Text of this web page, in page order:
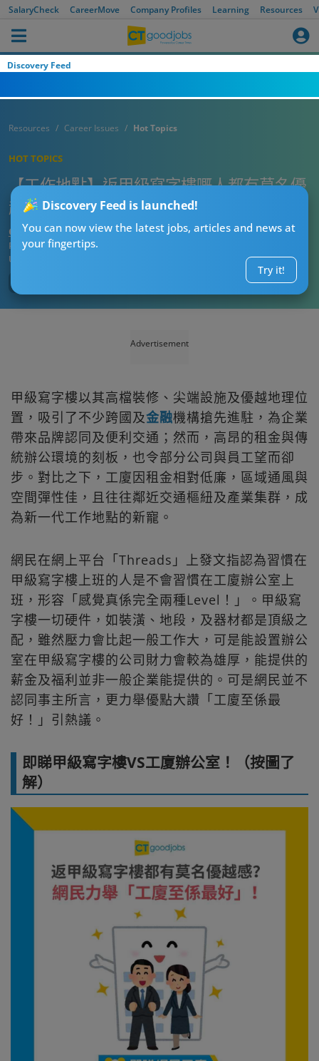
SalaryCheck CareerMove Company Profiles Learning Resources
Discovery Feed
Discovery Feed is launched!
You can now view the latest jobs, articles and news at
your fingertips.
Try it!
Resources Career Issues Hot Topics
HOT TOPICS
【工作地點】返甲級寫字樓嘅人都有莫名優
越感？ 網民力舉優點大讚「工廈至係最好」
CT熱話管理員
Published:2025-09-07 22:15
Updated:
Advertisement
甲級寫字樓以其高檔裝修、尖端設施及優越地理位
置，吸引了不少跨國及金融機構搶先進駐，為企業
帶來品牌認同及便利交通；然而，高昂的租金與傳
統辦公環境的刻板，也令部分公司與員工望而卻
步。對比之下，工廈因租金相對低廉，區域通風與
空間彈性佳，且往往鄰近交通樞紐及產業集群，成
為新一代工作地點的新寵。
網民在網上平台「Threads」上發文指認為習慣在
甲級寫字樓上班的人是不會習慣在工廈辦公室上
班，形容「感覺真係完全兩種Level！」。甲級寫
字樓一切硬件，如裝潢、地段，及器材都是頂級之
配，雖然壓力會比起一般工作大，可是能設置辦公
室在甲級寫字樓的公司財力會較為雄厚，能提供的
薪金及福利並非一般企業能提供的。可是網民並不
認同事主所言，更力舉優點大讚「工廈至係最
好！」引熱議。
即睇甲級寫字樓VS工廈辦公室！（按圖了
解）